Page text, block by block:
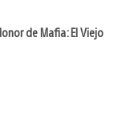
de Mafia: El Viejo